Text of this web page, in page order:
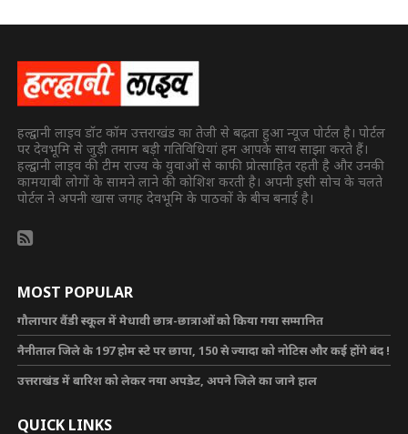
हल्द्वानी लाइव डॉट कॉम उत्तराखंड का तेजी से बढ़ता हुआ न्यूज पोर्टल है। पोर्टल
पर देवभूमि से जुड़ी तमाम बड़ी गतिविधियां हम आपके साथ साझा करते हैं।
हल्द्वानी लाइव की टीम राज्य के युवाओं से काफी प्रोत्साहित रहती है और उनकी
कामयाबी लोगों के सामने लाने की कोशिश करती है। अपनी इसी सोच के चलते
पोर्टल ने अपनी खास जगह देवभूमि के पाठकों के बीच बनाई है।
MOST POPULAR
गौलापार वैंडी स्कूल में मेधावी छात्र-छात्राओं को किया गया सम्मानित
नैनीताल जिले के 197 होम स्टे पर छापा, 150 से ज्यादा को नोटिस और कई होंगे बंद !
उत्तराखंड में बारिश को लेकर नया अपडेट, अपने जिले का जाने हाल
QUICK LINKS